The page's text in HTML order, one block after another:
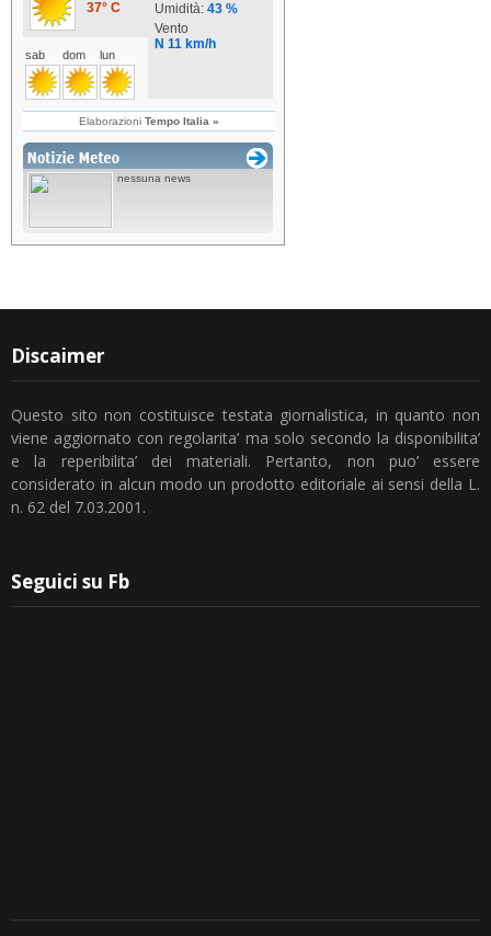
Discaimer
Questo sito non costituisce testata giornalistica, in quanto non
viene aggiornato con regolarita’ ma solo secondo la disponibilita’
e la reperibilita’ dei materiali. Pertanto, non puo’ essere
considerato in alcun modo un prodotto editoriale ai sensi della L.
n. 62 del 7.03.2001.
Seguici su Fb